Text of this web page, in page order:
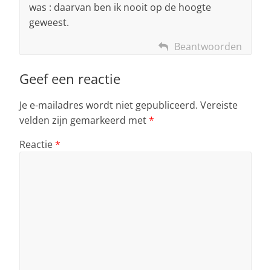
was : daarvan ben ik nooit op de hoogte
geweest.
Beantwoorden
Geef een reactie
Je e-mailadres wordt niet gepubliceerd. Vereiste
velden zijn gemarkeerd met*
Reactie*